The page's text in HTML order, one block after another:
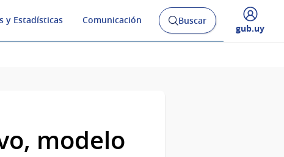
y Estadísticas Comunicación
Abrir
buscador
Buscar
Desplegar
gub.uy
modelo